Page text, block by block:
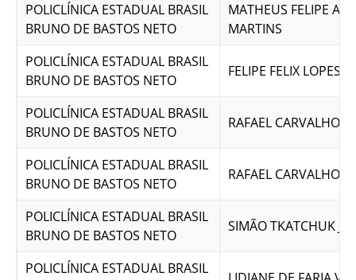
POLICLÍNICA ESTADUAL BRASIL
BRUNO DE BASTOS NETO
MATHEUS FELIPE
MARTINS
POLICLÍNICA ESTADUAL BRASIL
BRUNO DE BASTOS NETO
FELIPE FELIX LOPES
POLICLÍNICA ESTADUAL BRASIL
BRUNO DE BASTOS NETO
RAFAEL CARVALHO
POLICLÍNICA ESTADUAL BRASIL
BRUNO DE BASTOS NETO
RAFAEL CARVALHO
POLICLÍNICA ESTADUAL BRASIL
BRUNO DE BASTOS NETO
SIMÃO TKATCHUK
POLICLÍNICA ESTADUAL BRASIL